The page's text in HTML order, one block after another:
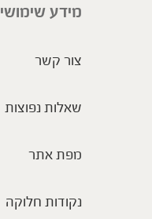
מידע שימושי
צור קשר
שאלות נפוצות
מפת אתר
נקודות חלוקה